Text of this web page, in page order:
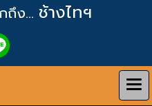
ถึง... ช้างไทฯ